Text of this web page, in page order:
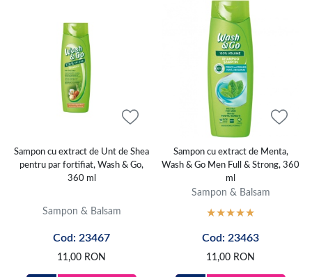
Nu uita de un sampon pentru par vopsit care protejeaza impotriva oxidarii
Aplica un sampon pentru par uscat pentru a hrani zonele sensibile si a
preveni varfurile despicate.
Integrarea unui sampon profesional in rutina ta, alaturi de o masca de par
potrivita, asigura acea stralucire sanatoasa pe care o observi de obicei
doar in reclame.
Care este ordinea corecta a produselor de ingrijire?
aplicarea unui balsam sau a unei masti pentru sigilarea cuticulei si
hidratare.
Sampon cu extract de Unt de Shea
pentru par fortifiat, Wash & Go,
360 ml
Sampon & Balsam
Cod: 23467
11,00 RON
Sampon cu extract de Menta,
Wash & Go Men Full & Strong, 360
ml
Sampon & Balsam
Cod: 23463
11,00 RON